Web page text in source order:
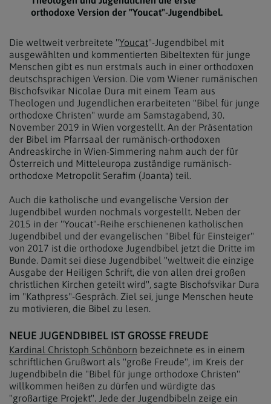
orthodoxe Version der "Youcat"-Jugendbibel.
Die weltweit verbreitete "Youcat"-Jugendbibel mit
ausgewählten und kommentierten Bibeltexten für junge
Menschen gibt es nun erstmals auch in einer orthodoxen
deutschsprachigen Version. Die vom Wiener rumänischen
Bischofsvikar Nicolae Dura mit einem Team aus
Theologen und Jugendlichen erarbeiteten "Bibel für junge
orthodoxe Christen" wurde am Samstagabend, 30.
November 2019 in Wien vorgestellt. An der Präsentation
der Bibel im Pfarrsaal der rumänisch-orthodoxen
Andreaskirche in Wien-Simmering nahm auch der für
Österreich und Mitteleuropa zuständige rumänisch-
orthodoxe Metropolit Serafim (Joanta) teil.
Auch die katholische und evangelische Version der
Jugendbibel wurden nochmals vorgestellt. Neben der
2015 in der "Youcat"-Reihe erschienenen katholischen
Jugendbibel und der evangelischen "Bibel für Einsteiger"
von 2017 ist die orthodoxe Jugendbibel jetzt die Dritte im
Bunde. Damit sei diese Jugendbibel "weltweit die einzige
Ausgabe der Heiligen Schrift, die von allen drei großen
christlichen Kirchen geteilt wird", sagte Bischofsvikar Dura
im "Kathpress"-Gespräch. Ziel sei, junge Menschen heute
zu motivieren, die Bibel zu lesen.
NEUE JUGENDBIBEL IST GROSSE FREUDE
Kardinal Christoph Schönborn bezeichnete es in einem
schriftlichen Grußwort als "große Freude", im Kreis der
Jugendbibeln die "Bibel für junge orthodoxe Christen"
willkommen heißen zu dürfen und würdigte das
"großartige Projekt". Jede der Jugendbibeln zeige ein